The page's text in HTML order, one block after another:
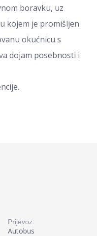
boravku, uz
kojem je promišljen
okućnicu s
dojam posebnosti i
Prijevoz:
Autobus